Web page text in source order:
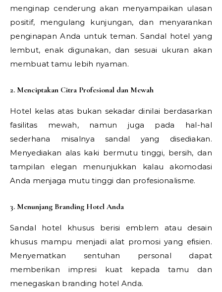
menginap cenderung akan menyampaikan ulasan
positif, mengulang kunjungan, dan menyarankan
penginapan Anda untuk teman. Sandal hotel yang
lembut, enak digunakan, dan sesuai ukuran akan
membuat tamu lebih nyaman.
2. Menciptakan Citra Profesional dan Mewah
Hotel kelas atas bukan sekadar dinilai berdasarkan
fasilitas mewah, namun juga pada hal-hal
sederhana misalnya sandal yang disediakan.
Menyediakan alas kaki bermutu tinggi, bersih, dan
tampilan elegan menunjukkan kalau akomodasi
Anda menjaga mutu tinggi dan profesionalisme.
3. Menunjang Branding Hotel Anda
Sandal hotel khusus berisi emblem atau desain
khusus mampu menjadi alat promosi yang efisien.
Menyematkan sentuhan personal dapat
memberikan impresi kuat kepada tamu dan
menegaskan branding hotel Anda.